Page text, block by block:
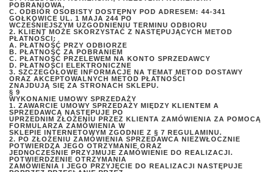
POBRANIOWA,
C. ODBIÓR OSOBISTY DOSTĘPNY POD ADRESEM: 44-341
GOŁKOWICE UL. 1 MAJA 244 PO
WCZEŚNIEJSZYM UZGODNIENIU TERMINU ODBIORU
2. KLIENT MOŻE SKORZYSTAĆ Z NASTĘPUJĄCYCH METOD
PŁATNOŚCI:
A. PŁATNOŚĆ PRZY ODBIORZE
B. PŁATNOŚĆ ZA POBRANIEM
C. PŁATNOŚĆ PRZELEWEM NA KONTO SPRZEDAWCY
D. PŁATNOŚCI ELEKTRONICZNE
3. SZCZEGÓŁOWE INFORMACJE NA TEMAT METOD DOSTAWY
ORAZ AKCEPTOWALNYCH METOD PŁATNOŚCI
ZNAJDUJĄ SIĘ ZA STRONACH SKLEPU.
§ 9
WYKONANIE UMOWY SPRZEDAŻY
1. ZAWARCIE UMOWY SPRZEDAŻY MIĘDZY KLIENTEM A
SPRZEDAWCĄ NASTĘPUJE PO
UPRZEDNIM ZŁOŻENIU PRZEZ KLIENTA ZAMÓWIENIA ZA POMOCĄ
FORMULARZA ZAMÓWIENIA W
SKLEPIE INTERNETOWYM ZGODNIE Z § 7 REGULAMINU.
2. PO ZŁOŻENIU ZAMÓWIENIA SPRZEDAWCA NIEZWŁOCZNIE
POTWIERDZA JEGO OTRZYMANIE ORAZ
JEDNOCZEŚNIE PRZYJMUJE ZAMÓWIENIE DO REALIZACJI.
POTWIERDZENIE OTRZYMANIA
ZAMÓWIENIA I JEGO PRZYJĘCIE DO REALIZACJI NASTĘPUJE